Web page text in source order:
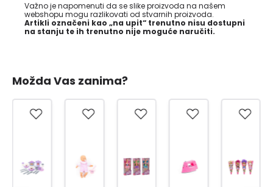
Važno je napomenuti da se slike proizvoda na našem
webshopu mogu razlikovati od stvarnih proizvoda.
Artikli označeni kao „na upit“ trenutno nisu dostupni
na stanju te ih trenutno nije moguće naručiti.
Možda Vas zanima?